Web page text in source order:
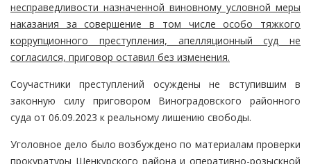
несправедливости назначенной виновному условной меры
наказания за совершение в том числе особо тяжкого
коррупционного преступления, апелляционный суд не
согласился, приговор оставил без изменения.
Соучастники преступлений осуждены не вступившим в
законную силу приговором Виноградовского районного
суда от 06.09.2023 к реальному лишению свободы.
Уголовное дело было возбуждено по материалам проверки
прокуратуры Шенкурского района и оперативно-розыскной